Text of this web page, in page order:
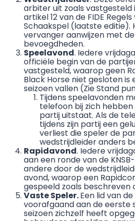
arbiter uit zoals
artikel 12 van de FIDE
Schaakspel (laatste editie).
vervanger aanwijzen met
bevoegdheden.
Speelavond. Iedere
officiële begin van de
vastgesteld, waarop geen
Black Horse niet gesloten is
seizoen vallen (Zie Stand
Tijdens speelavonden
telefoon bij zich hebben
partij uitstaat. Als de
tijdens zijn partij een
verliest die speler de
wedstrijdleider anders
Rapidavond. Iedere
aan een ronde van de
andere door de
avond, waarop een
gespeeld zoals beschreven
Vaste Speler.Een lid van
voorafgaand aan de eerste
seizoen zichzelf heeft